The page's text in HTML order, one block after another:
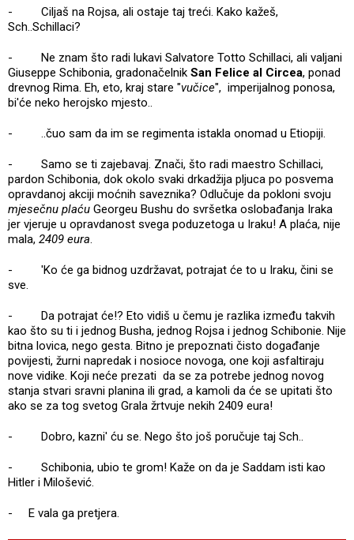
- Ciljaš na Rojsa, ali ostaje taj treći. Kako kažeš,
Sch..Schillaci?
- Ne znam što radi lukavi Salvatore Totto Schillaci, ali valjani
Giuseppe Schibonia, gradonačelnik San Felice al Circea, ponad
drevnog Rima. Eh, eto, kraj stare "vučice", imperijalnog ponosa,
bi'će neko herojsko mjesto..
- ..čuo sam da im se regimenta istakla onomad u Etiopiji.
- Samo se ti zajebavaj. Znači, što radi maestro Schillaci,
pardon Schibonia, dok okolo svaki drkadžija pljuca po posvema
opravdanoj akciji moćnih saveznika? Odlučuje da pokloni svoju
mjesečnu plaću Georgeu Bushu do svršetka oslobađanja Iraka
jer vjeruje u opravdanost svega poduzetoga u Iraku! A plaća, nije
mala, 2409 eura.
- 'Ko će ga bidnog uzdržavat, potrajat će to u Iraku, čini se
sve.
- Da potrajat će!? Eto vidiš u čemu je razlika između takvih
kao što su ti i jednog Busha, jednog Rojsa i jednog Schibonie. Nije
bitna lovica, nego gesta. Bitno je prepoznati čisto događanje
povijesti, žurni napredak i nosioce novoga, one koji asfaltiraju
nove vidike. Koji neće prezati da se za potrebe jednog novog
stanja stvari sravni planina ili grad, a kamoli da će se upitati što
ako se za tog svetog Grala žrtvuje nekih 2409 eura!
- Dobro, kazni' ću se. Nego što još poručuje taj Sch..
- Schibonia, ubio te grom! Kaže on da je Saddam isti kao
Hitler i Milošević.
- E vala ga pretjera.